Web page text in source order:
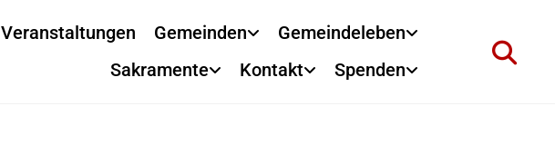
Veranstaltungen Gemeinden
Gemeindeleben
Sakramente
Kontakt Spenden